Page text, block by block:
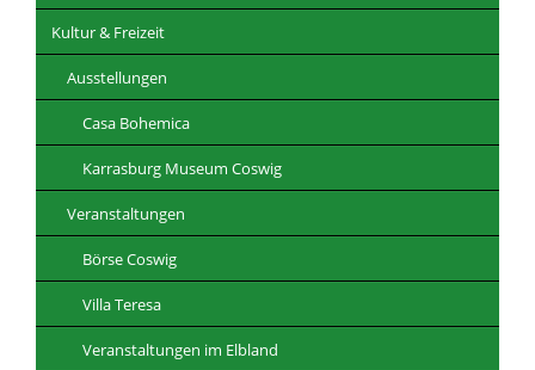
Kultur & Freizeit
Ausstellungen
Casa Bohemica
Karrasburg Museum Coswig
Veranstaltungen
Börse Coswig
Villa Teresa
Veranstaltungen im Elbland